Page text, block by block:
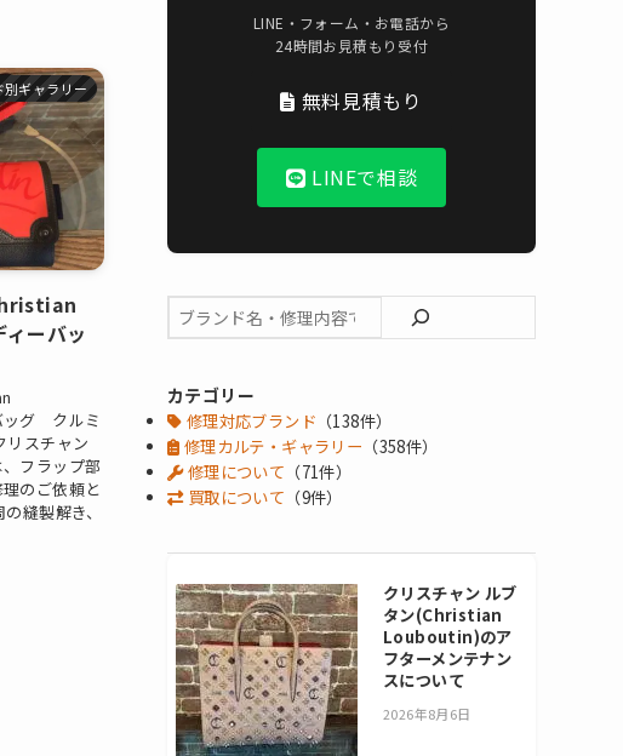
ギャラリー
ーバッ
グ クルミ
スチャン
フラップ部
のご依頼と
縫製解き、
LINE・フォーム・お電話から
24時間お見積もり受付
無料見積もり
LINEで相談
カテゴリー
修理対応ブランド （138件）
修理カルテ・ギャラリー （358件）
修理について （71件）
買取について （9件）
クリスチャン ルブ
タン(Christian
Louboutin)のア
フターメンテナン
スについて
2026年8月6日